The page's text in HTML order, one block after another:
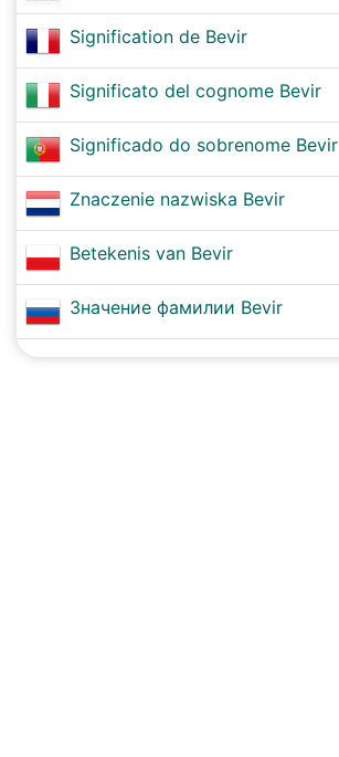
Signification de Bevir
Significato del cognome Bevir
Significado do sobrenome Bevir
Znaczenie nazwiska Bevir
Betekenis van Bevir
Значение фамилии Bevir